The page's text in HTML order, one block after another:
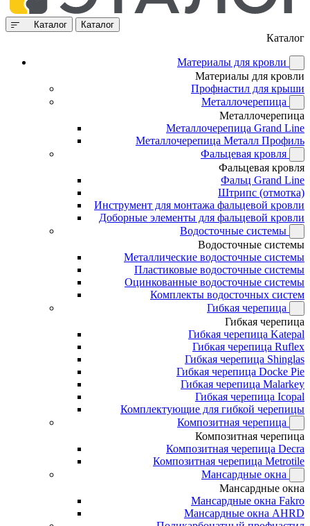
Каталог Каталог
Каталог
Материалы для кровли
Материалы для кровли
Профнастил для крыши
Металлочерепица
Металлочерепица
Металлочерепица Grand Line
Металлочерепица Металл Профиль
Фальцевая кровля
Фальцевая кровля
Фальц Grand Line
Штрипс (отмотка)
Инструмент для монтажа фальцевой кровли
Доборные элементы для фальцевой кровли
Водосточные системы
Водосточные системы
Металлические водосточные системы
Пластиковые водосточные системы
Оцинкованные водосточные системы
Комплекты водосточных систем
Гибкая черепица
Гибкая черепица
Гибкая черепица Katepal
Гибкая черепица Ruflex
Гибкая черепица Shinglas
Гибкая черепица Docke Pie
Гибкая черепица Malarkey
Гибкая черепица Icopal
Комплектующие для гибкой черепицы
Композитная черепица
Композитная черепица
Композитная черепица Decra
Композитная черепица Metrotile
Мансардные окна
Мансардные окна
Мансардные окна Fakro
Мансардные окна AHRD